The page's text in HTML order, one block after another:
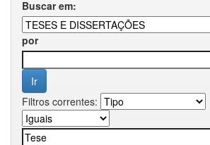
Buscar em:
por
Filtros correntes: